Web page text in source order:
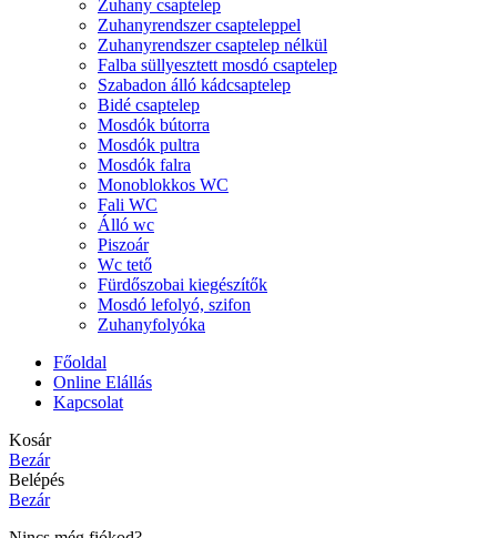
Zuhany csaptelep
Zuhanyrendszer csapteleppel
Zuhanyrendszer csaptelep nélkül
Falba süllyesztett mosdó csaptelep
Szabadon álló kádcsaptelep
Bidé csaptelep
Mosdók bútorra
Mosdók pultra
Mosdók falra
Monoblokkos WC
Fali WC
Álló wc
Piszoár
Wc tető
Fürdőszobai kiegészítők
Mosdó lefolyó, szifon
Zuhanyfolyóka
Főoldal
Online Elállás
Kapcsolat
Kosár
Bezár
Belépés
Bezár